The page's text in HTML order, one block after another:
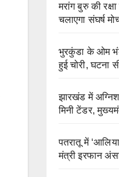
मरांग बुरु की
चलाएगा संघर्ष
भुरकुंडा के ओम
हुई चोरी, घटना
झारखंड में
मिनी टेंडर,
पतरातू में
मंत्री इरफान